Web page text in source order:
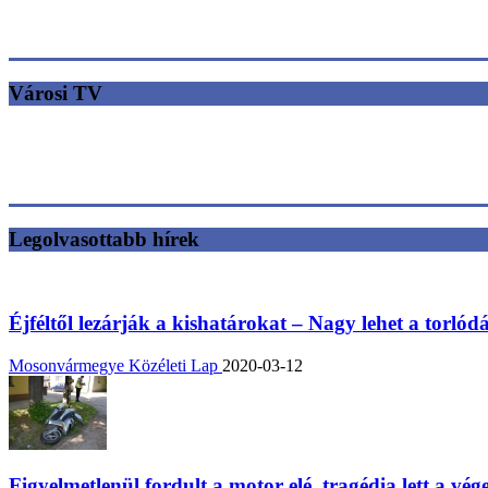
Városi TV
Legolvasottabb hírek
Éjféltől lezárják a kishatárokat – Nagy lehet a
Mosonvármegye Közéleti Lap 2020-03-12